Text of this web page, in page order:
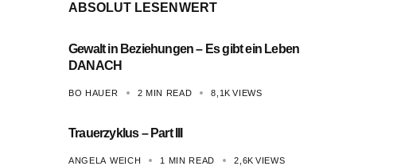
ABSOLUT LESENWERT
Gewalt in Beziehungen – Es gibt ein Leben
DANACH
BO HAUER 2 MIN READ 8,1K VIEWS
Trauerzyklus – Part III
ANGELA WEICH 1 MIN READ 2,6K VIEWS